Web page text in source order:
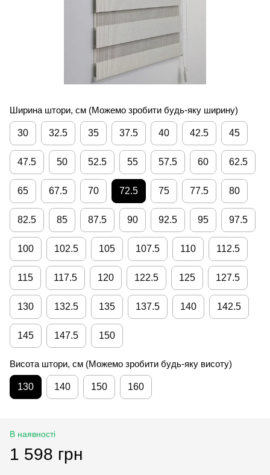
Ширина штори, см (Можемо зробити будь-яку ширину)
30 32.5 35 37.5 40 42.5 45
47.5 50 52.5 55 57.5 60 62.5
65 67.5 70 72.5 75 77.5 80
82.5 85 87.5 90 92.5 95 97.5
100 102.5 105 107.5 110 112.5
115 117.5 120 122.5 125 127.5
130 132.5 135 137.5 140 142.5
145 147.5 150
Висота штори, см (Можемо зробити будь-яку висоту)
130 140 150 160
В наявності
1 598 грн